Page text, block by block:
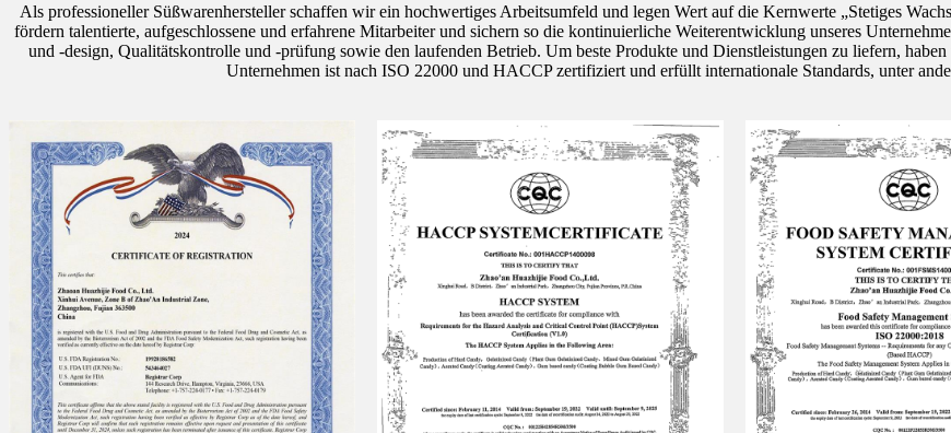
Als professioneller Süßwarenhersteller schaffen wir ein hochwertiges Arbeitsumfeld und legen Wert auf die Kernwerte „Stetiges
fördern talentierte, aufgeschlossene und erfahrene Mitarbeiter und sichern so die kontinuierliche Weiterentwicklung unseres
und -design, Qualitätskontrolle und -prüfung sowie den laufenden Betrieb. Um beste Produkte und Dienstleistungen zu liefern,
Unternehmen ist nach ISO 22000 und HACCP zertifiziert und erfüllt internationale Standards, unter